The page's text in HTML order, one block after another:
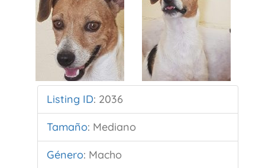
Listing ID: 2036
Tamaño: Mediano
Género: Macho